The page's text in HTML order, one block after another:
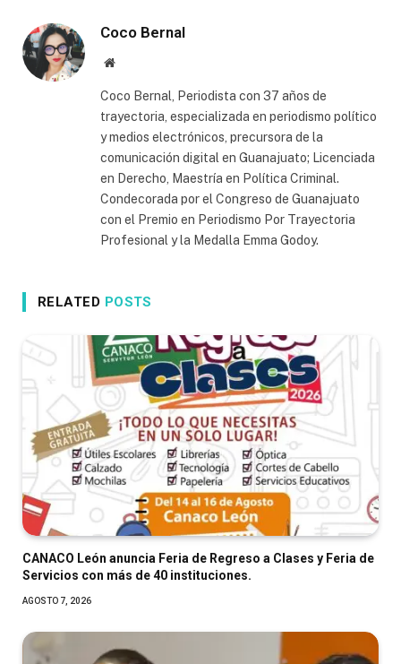
Coco Bernal
Website
Coco Bernal, Periodista con 37 años de
trayectoria, especializada en periodismo político
y medios electrónicos, precursora de la
comunicación digital en Guanajuato; Licenciada
en Derecho, Maestría en Política Criminal.
Condecorada por el Congreso de Guanajuato
con el Premio en Periodismo Por Trayectoria
Profesional y la Medalla Emma Godoy.
RELATED POSTS
CANACO León anuncia Feria de Regreso a Clases y Feria de
Servicios con más de 40 instituciones.
AGOSTO 7, 2026